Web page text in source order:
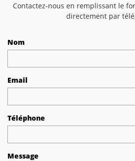
Contactez-nous en remplissant le
directement par
Nom
Email
Téléphone
Message